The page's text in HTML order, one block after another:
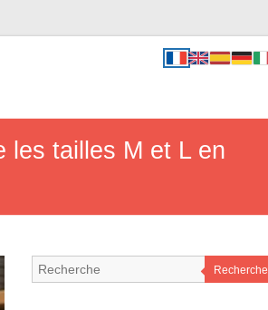
les tailles M et L en
Recherche